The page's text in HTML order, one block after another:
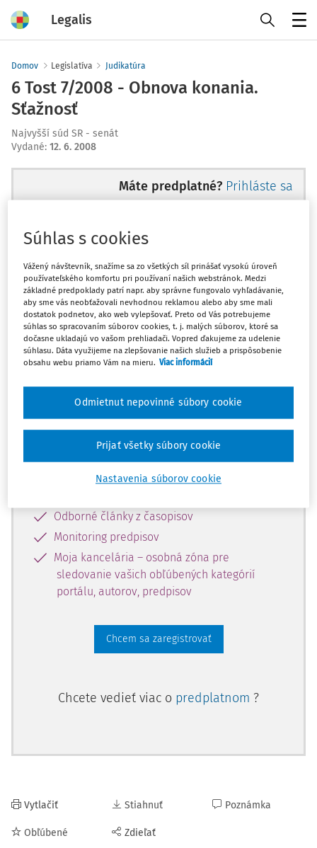
Legalis
Domov Legislatíva Judikatúra
6 Tost 7/2008 - Obnova konania.
Sťažnosť
Najvyšší súd SR - senát
Vydané: 12. 6. 2008
Máte predplatné? Prihláste sa
Ups, zatiaľ ste si prečítali len
začiatok...
Celý odborný obsah z tejto oblasti je
dostupný predplatiteľom portálu.
Odomknite si prístup k odbornému
obsahu a získajte prístup na 10 dní
zdarma, stačí sa len zaregistrovať.
Vďaka registrácii získate prístup aj k
vybranému obsahu:
Odborné články z časopisov
Monitoring predpisov
Moja kancelária – osobná zóna pre
sledovanie vašich obľúbených kategórií
portálu, autorov, predpisov
Chcem sa zaregistrovať
Chcete vedieť viac o predplatnom ?
Vytlačiť
Obľúbené
Stiahnuť
Zdieľať
Poznámka
Súhlas s cookies
Vážený návštevník, snažíme sa zo všetkých síl prinášať vysokú úroveň
používateľského komfortu pri používaní našich webstránok. Medzi
základné predpoklady patrí napr. aby správne fungovalo vyhľadávanie,
aby sme vás neobťažovali nevhodnou reklamou alebo aby sme mali
dostatok podnetov, ako web vylepšovať. Preto od Vás potrebujeme
súhlas so spracovaním súborov cookies, t. j. malých súborov, ktoré sa
dočasne ukladajú vo vašom prehliadači. Vopred ďakujeme za udelenie
súhlasu. Dáta využijeme na zlepšovanie našich služieb a prispôsobenie
obsahu webu priamo Vám na mieru. Viac informácií
Nastavenia súborov cookie
Odmietnut nepovinné súbory cookie
Prijať všetky súbory cookie